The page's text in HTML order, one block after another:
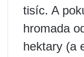
tisíc. A
hromada
hektary (a